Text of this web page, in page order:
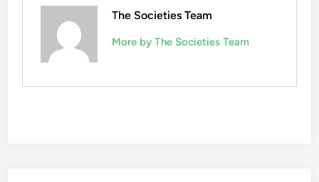
The Societies Team
More by The Societies Team